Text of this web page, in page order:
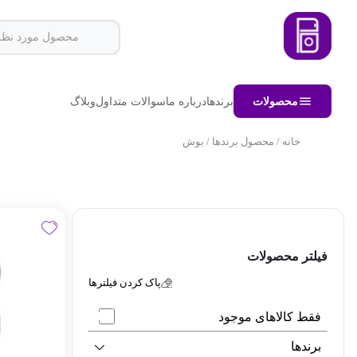
محصولات برندهادرباره ماسوالات متداولوبلاگ
خانه / محصول برندها / بوش
فیلتر محصولات
پاک کردن فیلترها
فقط کالاهای موجود
برندها